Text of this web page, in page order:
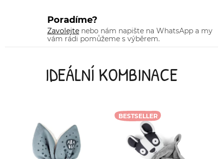
Poradíme?
Zavolejte nebo nám napište na WhatsApp a my
vám rádi pomůžeme s výběrem.
IDEÁLNÍ KOMBINACE
BESTSELLER